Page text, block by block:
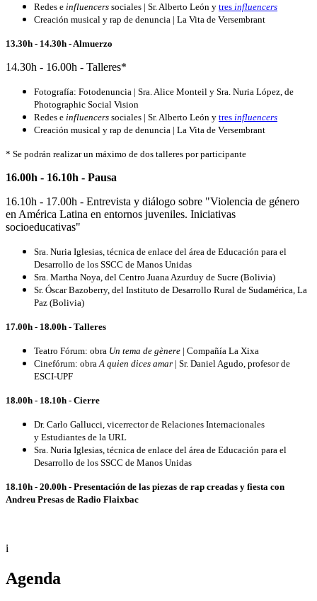
Redes e influencers sociales | Sr. Alberto León y tres influencers
Creación musical y rap de denuncia | La Vita de Versembrant
13.30h - 14.30h - Almuerzo
14.30h - 16.00h - Talleres*
Fotografía: Fotodenuncia | Sra. Alice Monteil y Sra. Nuria López, de
Photographic Social Vision
Redes e influencers sociales | Sr. Alberto León y tres influencers
Creación musical y rap de denuncia | La Vita de Versembrant
* Se podrán realizar un máximo de dos talleres por participante
16.00h - 16.10h - Pausa
16.10h - 17.00h - Entrevista y diálogo sobre "Violencia de género
en América Latina en entornos juveniles. Iniciativas
socioeducativas"
Sra. Nuria Iglesias, técnica de enlace del área de Educación para el
Desarrollo de los SSCC de Manos Unidas
Sra. Martha Noya, del Centro Juana Azurduy de Sucre (Bolivia)
Sr. Óscar Bazoberry, del Instituto de Desarrollo Rural de Sudamérica, La
Paz (Bolivia)
17.00h - 18.00h - Talleres
Teatro Fórum: obra Un tema de gènere | Compañía La Xixa
Cinefórum: obra A quien dices amar | Sr. Daniel Agudo, profesor de
ESCI-UPF
18.00h - 18.10h - Cierre
Dr. Carlo Gallucci, vicerrector de Relaciones Internacionales
y Estudiantes de la URL
Sra. Nuria Iglesias, técnica de enlace del área de Educación para el
Desarrollo de los SSCC de Manos Unidas
18.10h - 20.00h - Presentación de las piezas de rap creadas y fiesta con
Andreu Presas de Radio Flaixbac
i
Agenda